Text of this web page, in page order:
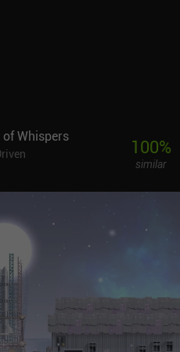
of Whispers 100%
similar